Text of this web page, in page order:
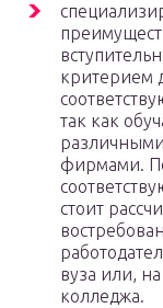
критерием
так как
фирмами.
стоит
вуза или,
колледжа.